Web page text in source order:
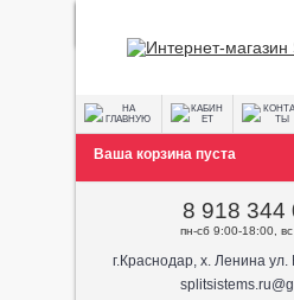
Ваша корзина пуста
8 918 344
пн-сб 9:00-18:00,
г.Краснодар, х. Ленина